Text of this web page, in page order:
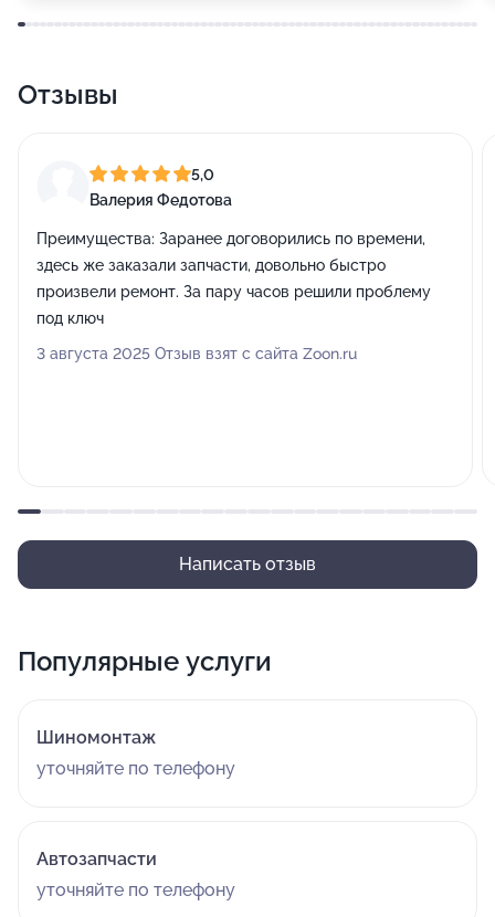
Отзывы
5,0
Валерия Федотова
Преимущества: Заранее договорились по времени,
здесь же заказали запчасти, довольно быстро
произвели ремонт. За пару часов решили проблему
под ключ
3 августа 2025 Отзыв взят с сайта Zoon.ru
Написать отзыв
Популярные услуги
Шиномонтаж
уточняйте по телефону
Автозапчасти
уточняйте по телефону